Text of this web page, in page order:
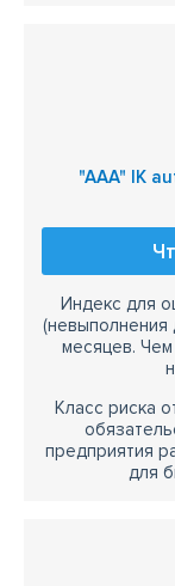
"AAA" IK
Индекс для
(невыполнения
месяцев.
Класс риска
предприятия
для